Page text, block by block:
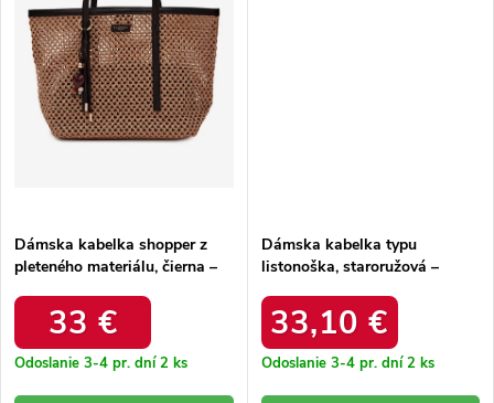
Dámska kabelka shopper z
pleteného materiálu, čierna –
C1104 NAT/NOIR
33 €
Odoslanie 3-4 pr. dní2 ks
Dámska kabelka typu
listonoška, staroružová –
C1050 VIEUX ROSE
33,10 €
Odoslanie 3-4 pr. dní2 ks